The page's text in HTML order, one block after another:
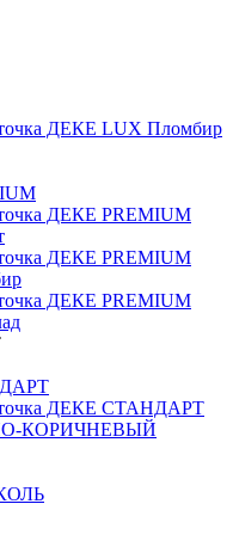
ДЕКЕ LUX Пломбир
ДЕКЕ PREMIUM
ДЕКЕ PREMIUM
ДЕКЕ PREMIUM
ДЕКЕ СТАНДАРТ
КОРИЧНЕВЫЙ